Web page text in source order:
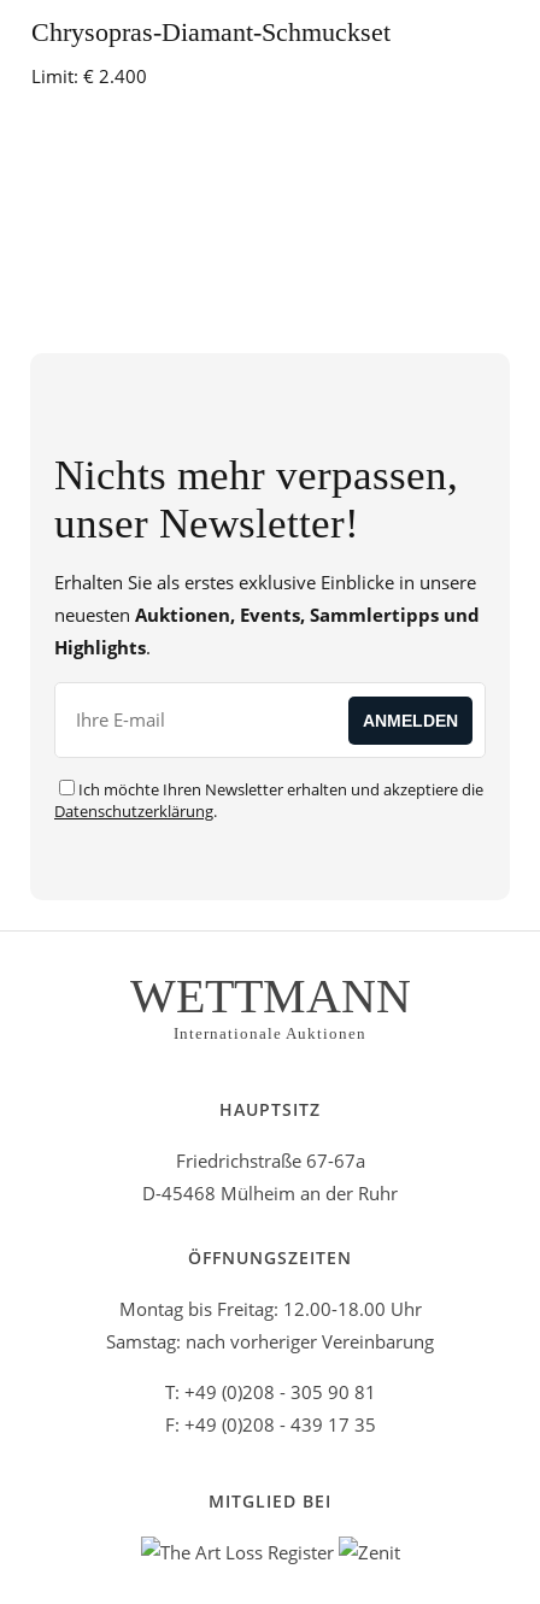
Chrysopras-Diamant-Schmuckset
Limit: € 2.400
Nichts mehr verpassen,
unser Newsletter!
Erhalten Sie als erstes exklusive Einblicke in unsere
neuesten Auktionen, Events, Sammlertipps und
Highlights.
Ich möchte Ihren Newsletter erhalten und akzeptiere die
Datenschutzerklärung.
WETTMANN
Internationale Auktionen
HAUPTSITZ
Friedrichstraße 67-67a
D-45468 Mülheim an der Ruhr
ÖFFNUNGSZEITEN
Montag bis Freitag: 12.00-18.00 Uhr
Samstag: nach vorheriger Vereinbarung
T: +49 (0)208 - 305 90 81
F: +49 (0)208 - 439 17 35
MITGLIED BEI